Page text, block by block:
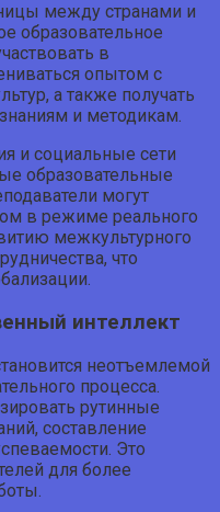
между странами и
образовательное
в
опытом с
а также получать
и методикам.
и социальные сети
образовательные
могут
в режиме реального
межкультурного
что
интеллект
неотъемлемой
процесса.
рутинные
составление
Это
для более